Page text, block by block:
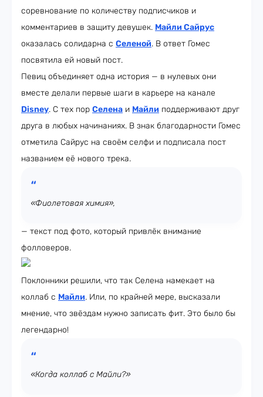
соревнование по количеству подписчиков и
комментариев в защиту девушек. Майли Сайрус
оказалась солидарна с Селеной. В ответ Гомес
посвятила ей новый пост.
Певиц объединяет одна история — в нулевых они
вместе делали первые шаги в карьере на канале
Disney. С тех пор Селена и Майли поддерживают друг
друга в любых начинаниях. В знак благодарности Гомес
отметила Сайрус на своём селфи и подписала пост
названием её нового трека.
«Фиолетовая химия»,
— текст под фото, который привлёк внимание
фолловеров.
Поклонники решили, что так Селена намекает на
коллаб с Майли. Или, по крайней мере, высказали
мнение, что звёздам нужно записать фит. Это было бы
легендарно!
«Когда коллаб с Майли?»